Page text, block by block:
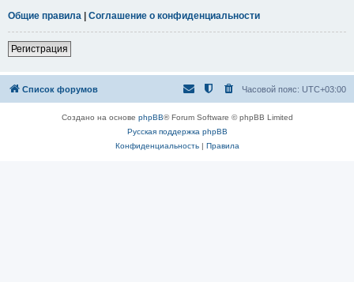
Общие правила | Соглашение о конфиденциальности
Регистрация
Список форумов Часовой пояс: UTC+03:00
Создано на основе phpBB® Forum Software © phpBB Limited
Русская поддержка phpBB
Конфиденциальность| Правила